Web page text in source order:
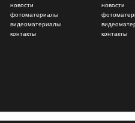
новости
фотоматериалы
видеоматериалы
контакты
новости
контакты